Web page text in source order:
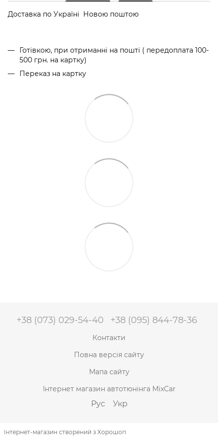
Доставка по Україні Новою поштою
Готівкою, при отриманні на пошті ( передоплата 100-
500 грн. на картку)
Переказ на картку
+38 (073) 029-54-40 +38 (095) 844-78-36
Контакти
Повна версія сайту
Мапа сайту
Інтернет магазин автотюнінга MixCar
Рус Укр
Інтернет-магазин створений з Хорошоп